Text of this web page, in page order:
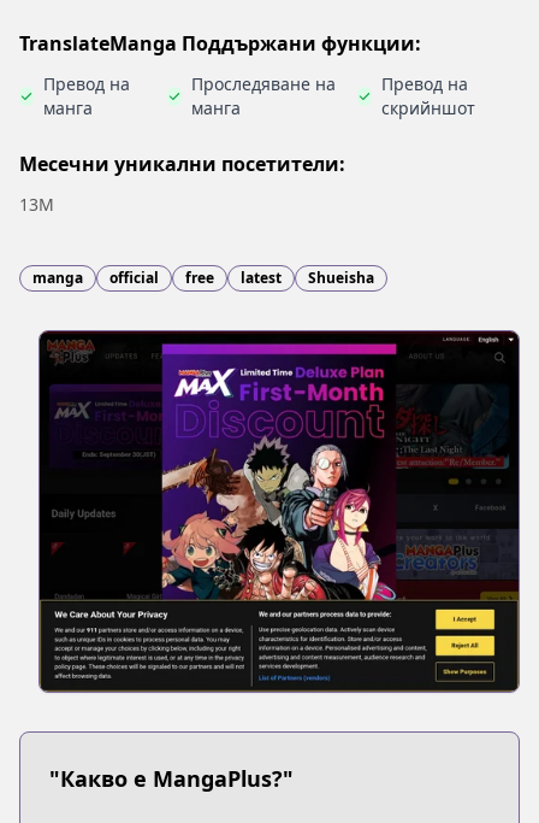
TranslateManga Поддържани функции:
Превод на
манга
Проследяване на
манга
Превод на
скрийншот
Месечни уникални посетители:
13M
manga official free latest Shueisha
"Какво е MangaPlus?"